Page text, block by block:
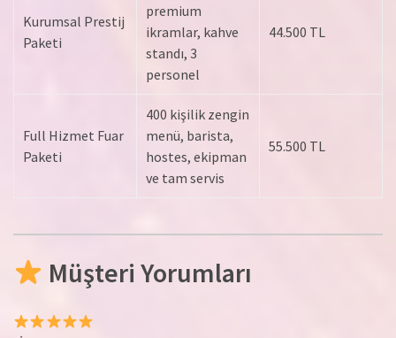
Kurumsal Prestij
Paketi
premium
ikramlar, kahve
standı, 3
personel
44.500 TL
Full Hizmet Fuar
Paketi
400 kişilik zengin
menü, barista,
hostes, ekipman
ve tam servis
55.500 TL
Müşteri Yorumları